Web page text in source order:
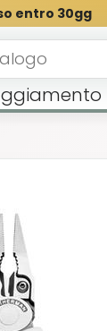
entro 30gg